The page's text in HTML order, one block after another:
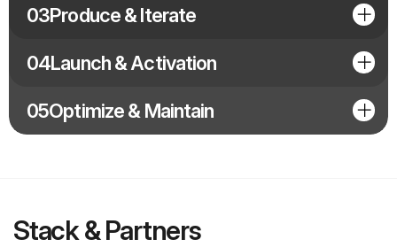
03Produce & Iterate
04Launch & Activation
05Optimize & Maintain
Stack & Partners